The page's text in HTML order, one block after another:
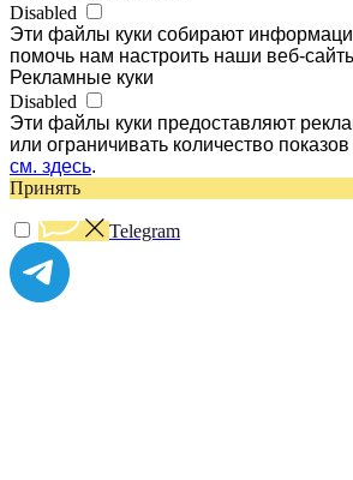
Disabled
Эти файлы куки собирают
помочь нам настроить наши веб-
Рекламные куки
Disabled
Эти файлы куки предоставляют
или ограничивать количество
см. здесь.
Принять
Telegram